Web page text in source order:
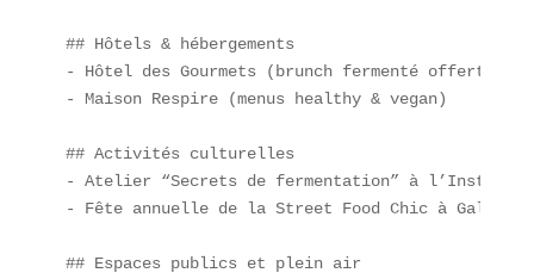
## Hôtels & hébergements
- Hôtel des Gourmets (brunch fermenté offert)
- Maison Respire (menus healthy & vegan)
## Activités culturelles
- Atelier “Secrets de fermentation” à
- Fête annuelle de la Street Food Chic à
## Espaces publics et plein air